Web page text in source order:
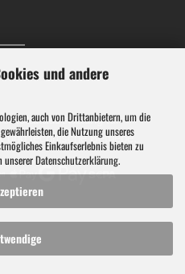
und andere
auch von Drittanbietern, um die
die Nutzung unseres
Einkaufserlebnis bieten zu
unsererDatenschutzerklärung.
für
technische Betriebe.